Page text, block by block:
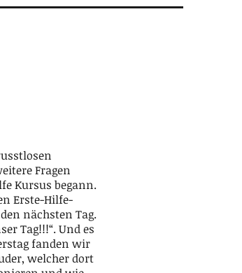
Fragen
Kursus begann.
Erste-Hilfe-
nächsten Tag.
Tag!!!“. Und es
fanden wir
welcher dort